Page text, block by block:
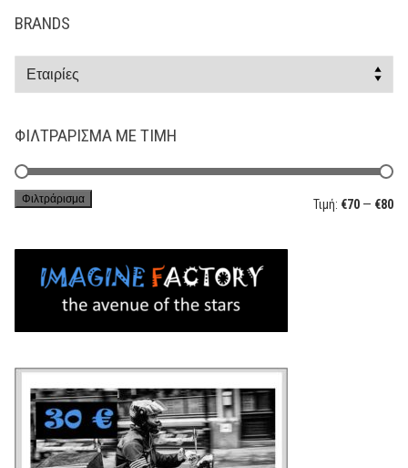
BRANDS
ΦΙΛΤΡΆΡΙΣΜΑ ΜΕ ΤΙΜΉ
Φιλτράρισμα Τιμή: €70 — €80